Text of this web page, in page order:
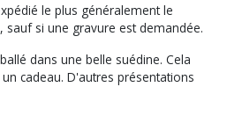
le plus généralement le
si une gravure est demandée.
dans une belle suédine. Cela
cadeau. D'autres présentations